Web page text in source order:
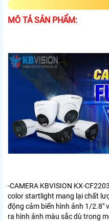
MÔ TẢ SẢN PHẨM:
-CAMERA KBVISION KX-
color startlight mang lại chất
động cảm biến hình ảnh 1/2.8″
ra hình ảnh màu sắc dù trong